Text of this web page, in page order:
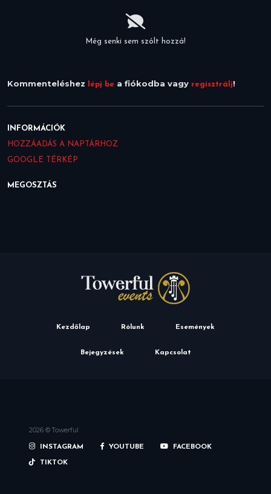
Még senki sem szólt hozzá!
Kommenteléshez lépj be a fiókodba vagy regisztrálj!
INFORMÁCIÓK
HOZZÁADÁS A NAPTÁRHOZ
GOOGLE TÉRKÉP
MEGOSZTÁS
Kezdőlap Rólunk Események
Bejegyzések Kapcsolat
2026 © Towerful
INSTAGRAM YOUTUBE FACEBOOK
TIKTOK